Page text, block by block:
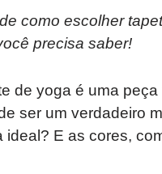
como escolher
precisa saber!
de yoga é uma
ser um verdadeiro
E as cores,